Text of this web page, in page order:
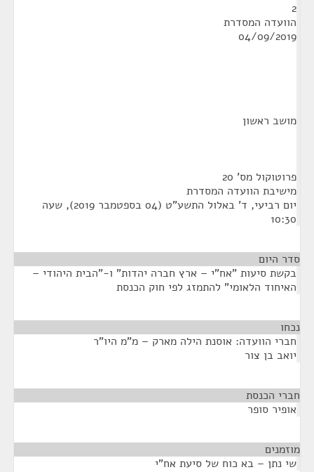
2
הוועדה המסדרת
04/09/2019
מושב ראשון
פרוטוקול מס' 20
מישיבת הוועדה המסדרת
יום רביעי, ד' באלול התשע"ט (04 בספטמבר 2019), שעה
10:30
סדר היום
בקשת סיעות "אח"י – ארץ חברה יהדות" ו-"הבית היהודי –
האיחוד הלאומי" להתמזג לפי חוק הכנסת
נכחו
חברי הוועדה: אוסנת הילה מארק – מ"מ היו"ר
יואב בן צור
חברי הכנסת
אופיר סופר
מוזמנים
שי נתן – בא כוח של סיעת אח"י